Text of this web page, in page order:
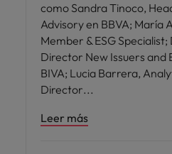
como Sandra Tinoco,
Advisory en BBVA; María
Member & ESG
Director New Issuers and
BIVA; Lucia Barrera,
Director
Leer más